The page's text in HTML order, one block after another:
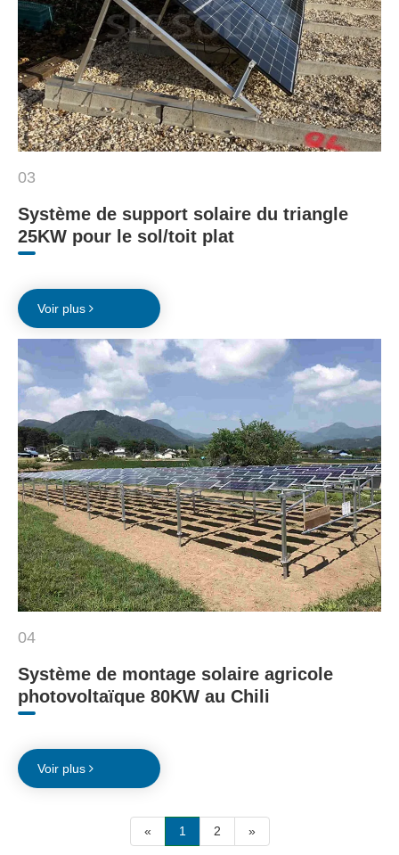
03
Système de support solaire du triangle
25KW pour le sol/toit plat
Voir plus
04
Système de montage solaire agricole
photovoltaïque 80KW au Chili
Voir plus
« 1 2 »